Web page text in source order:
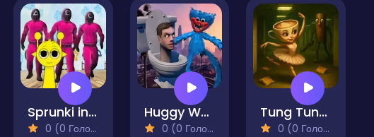
Sprunki in Squid Game Chamber
0 (0 Голосів)
Huggy Wuggy Run From Skibidi Toilet
0 (0 Голосів)
Tung Tung Sahur at Backrooms
0 (0 Голосів)